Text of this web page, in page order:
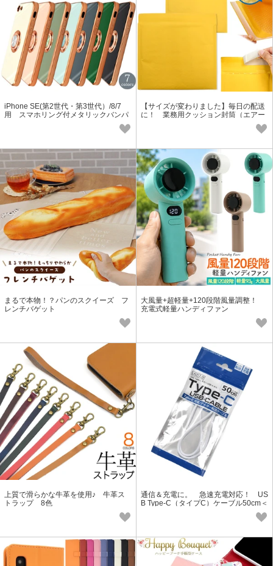
iPhone SE(第2世代・第3世代）/8/7
用 スマホリング付メタリックバンパ
【サイズが変わりました】毎日の配送
に！ 業務用クッション封筒（エアー
クッション入り封筒） 220×290mm
まるで本物！？パンのスクイーズ フ
レンチバゲット
大風量+超軽量+120段階風量調整！
充電式軽量ハンディファン
上質で滑らかな牛革を使用♪ 牛革ス
トラップ 8色
通信＆充電に。 急速充電対応！ US
B Type-C（タイプC）ケーブル50cm＜